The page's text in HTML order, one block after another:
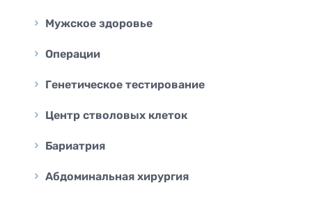
Мужское здоровье
Операции
Генетическое тестирование
Центр стволовых клеток
Бариатрия
Абдоминальная хирургия